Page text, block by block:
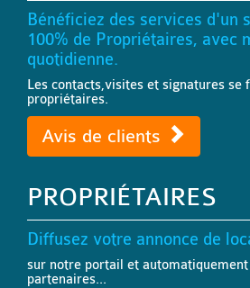
Bénéficiez des services d'un
100% de Propriétaires, avec
quotidienne.
Les contacts,visites et signatures se
propriétaires.
Avis de clients
PROPRIÉTAIRES
Diffusez votre annonce de
sur notre portail et
partenaires...